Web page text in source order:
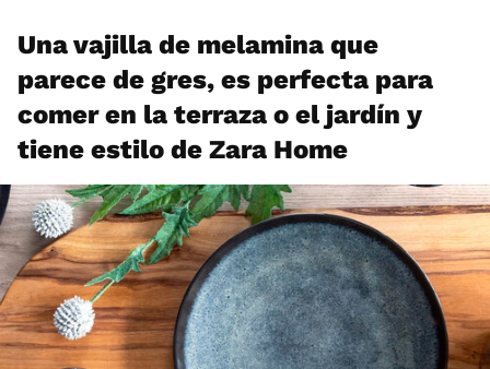
Una vajilla de melamina que
parece de gres, es perfecta para
comer en la terraza o el jardín y
tiene estilo de Zara Home